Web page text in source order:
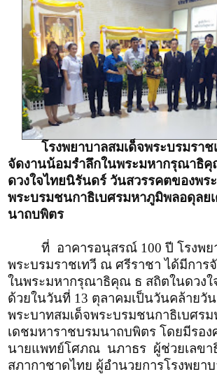
โรงพยาบาลสมเด็จพระบรมรา
จัดงานน้อมรำลึกในพระมหากรุณาธิ
ดวงใจไทยนิรันดร์ วันสวรรคตของพร
พระบรมชนกาธิเบศรมหาภูมิพลอดุลย
นาถบพิตร
ที่ อาคารอนุสรณ์ 100 ปี โรงพย
พระบรมราชเทวี ณ ศรีราชา ได้มีการ
ในพระมหากรุณาธิคุณ ธ สถิตในดวงใ
ด้วยในวันที่ 13 ตุลาคมเป็นวันคล้ายวั
พระบาทสมเด็จพระบรมชนกาธิเบศร
เดชมหาราชบรมนาถบพิตร โดยมีรอง
นายแพทย์โศภณ นภาธร ผู้ช่วยเลขา
สภากาชาดไทย ผู้อำนวยการโรงพยา